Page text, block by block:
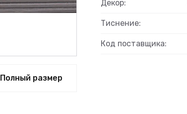
Полный размер
Декор:
Тиснение:
Код поставщика: